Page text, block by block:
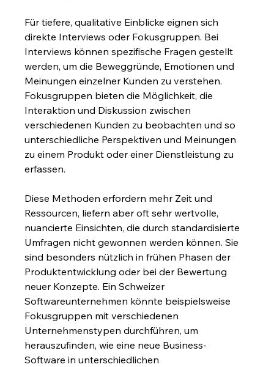
Für tiefere, qualitative Einblicke eignen sich
direkte Interviews oder Fokusgruppen. Bei
Interviews können spezifische Fragen gestellt
werden, um die Beweggründe, Emotionen und
Meinungen einzelner Kunden zu verstehen.
Fokusgruppen bieten die Möglichkeit, die
Interaktion und Diskussion zwischen
verschiedenen Kunden zu beobachten und so
unterschiedliche Perspektiven und Meinungen
zu einem Produkt oder einer Dienstleistung zu
erfassen.
Diese Methoden erfordern mehr Zeit und
Ressourcen, liefern aber oft sehr wertvolle,
nuancierte Einsichten, die durch standardisierte
Umfragen nicht gewonnen werden können. Sie
sind besonders nützlich in frühen Phasen der
Produktentwicklung oder bei der Bewertung
neuer Konzepte. Ein Schweizer
Softwareunternehmen könnte beispielsweise
Fokusgruppen mit verschiedenen
Unternehmenstypen durchführen, um
herauszufinden, wie eine neue Business-
Software in unterschiedlichen